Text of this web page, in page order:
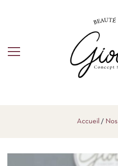
Accueil